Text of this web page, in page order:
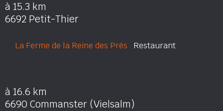
à 15.3 km
6692 Petit-Thier
La Ferme de la Reine des Prés Restaurant
à 16.6 km
6690 Commanster (Vielsalm)